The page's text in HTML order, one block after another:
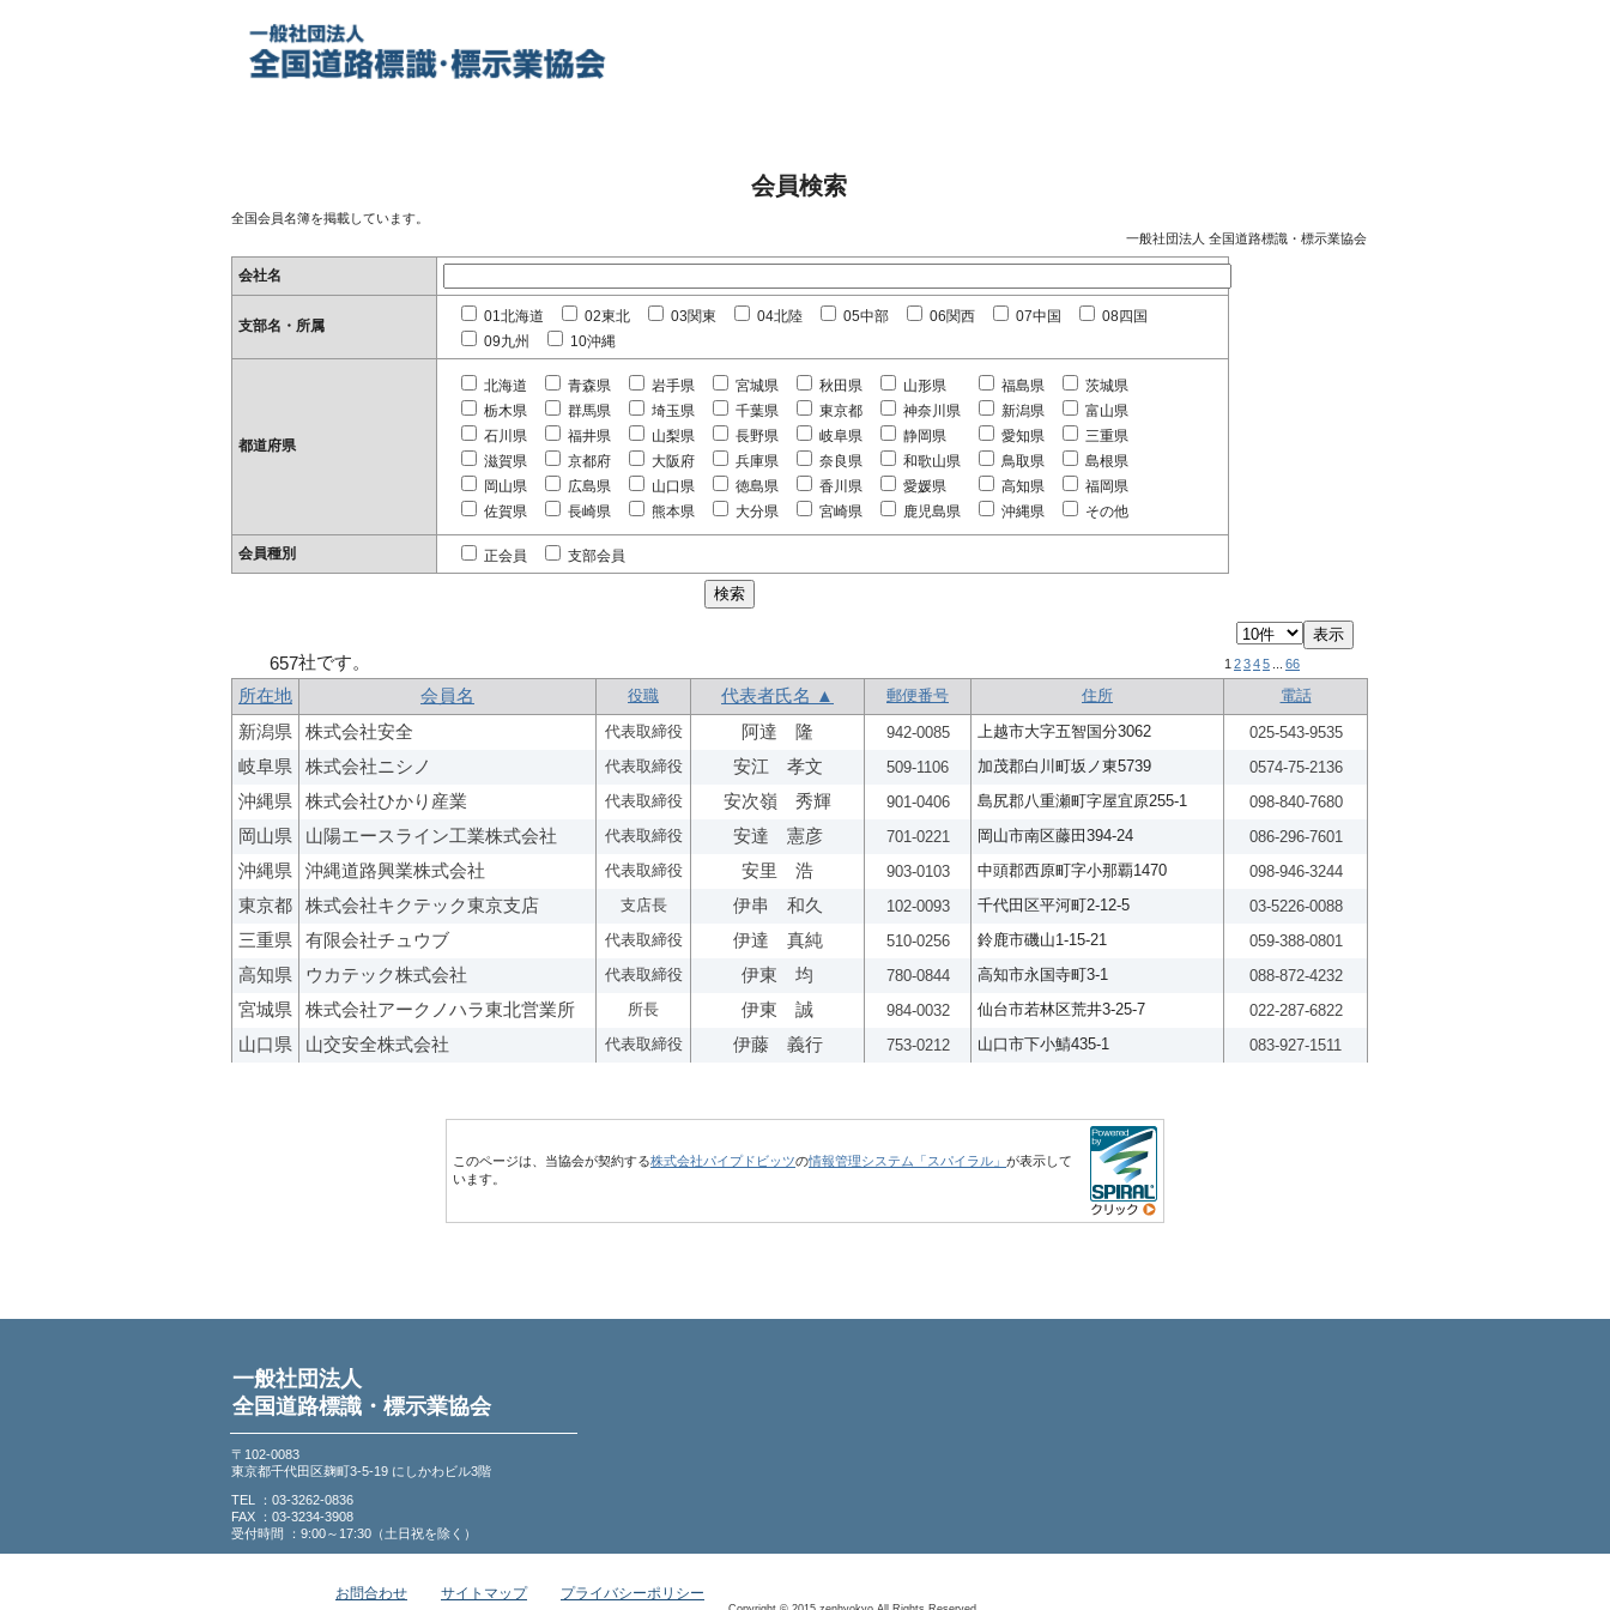
会員検索
全国会員名簿を掲載しています。
一般社団法人 全国道路標識・標示業協会
会社名
支部名・所属
01北海道 02東北 03関東 04北陸 05中部 06関西 07中国
08四国
09九州
10沖縄
都道府県
北海道 青森県 岩手県 宮城県 秋田県 山形県 福島県
茨城県
栃木県
群馬県 埼玉県 千葉県 東京都 神奈川県 新潟県
富山県
石川県
福井県 山梨県 長野県 岐阜県 静岡県 愛知県
三重県
滋賀県
京都府 大阪府 兵庫県 奈良県 和歌山県 鳥取県
島根県
岡山県
広島県 山口県 徳島県 香川県 愛媛県 高知県
福岡県
佐賀県
長崎県 熊本県 大分県 宮崎県 鹿児島県 沖縄県 その他
会員種別 正会員 支部会員
657社です。 1 2345 66
所在地 会員名 役職 代表者氏名 ▲ 郵便番号 住所 電話
新潟県 株式会社安全 代表取締役 阿達 隆 942-0085 上越市大字五智国分3062 025-543-9535
岐阜県 株式会社ニシノ 代表取締役 安江 孝文 509-1106 加茂郡白川町坂ノ東5739 0574-75-2136
沖縄県 株式会社ひかり産業 代表取締役 安次嶺 秀輝 901-0406 島尻郡八重瀬町字屋宜原255-1 098-840-7680
岡山県 山陽エースライン工業株式会社 代表取締役 安達 憲彦 701-0221 岡山市南区藤田394-24 086-296-7601
沖縄県 沖縄道路興業株式会社 代表取締役 安里 浩 903-0103 中頭郡西原町字小那覇1470 098-946-3244
東京都 株式会社キクテック東京支店 支店長 伊串 和久 102-0093 千代田区平河町2-12-5 03-5226-0088
三重県 有限会社チュウブ 代表取締役 伊達 真純 510-0256 鈴鹿市磯山1-15-21 059-388-0801
高知県 ウカテック株式会社 代表取締役 伊東 均 780-0844 高知市永国寺町3-1 088-872-4232
宮城県 株式会社アークノハラ東北営業所 所長 伊東 誠 984-0032 仙台市若林区荒井3-25-7 022-287-6822
山口県 山交安全株式会社 代表取締役 伊藤 義行 753-0212 山口市下小鯖435-1 083-927-1511
このページは、当協会が契約する株式会社パイプドビッツの情報管理システム「スパイラル」 が表示して
います。
一般社団法人
全国道路標識・標示業協会
〒102-0083
東京都千代田区麹町3-5-19 にしかわビル3階
TEL ：03-3262-0836
FAX ：03-3234-3908
受付時間 ：9:00～17:30（土日祝を除く）
お問合わせ サイトマップ プライバシーポリシー